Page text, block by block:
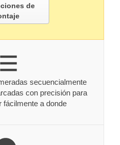
de
secuencialmente
con precisión para
fácilmente a donde